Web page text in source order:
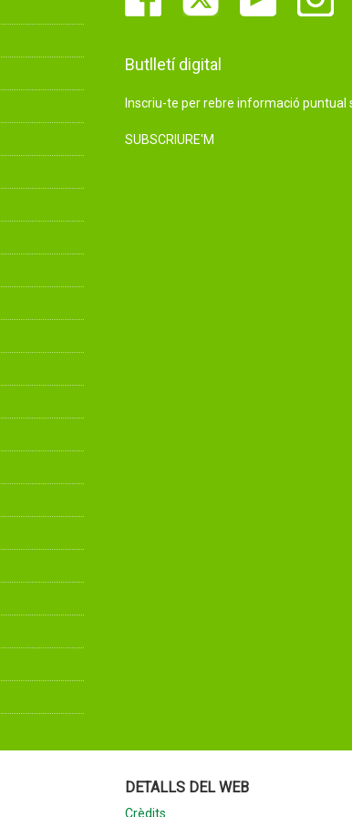
Butlletí digital
Inscriu-te per rebre informació
SUBSCRIURE'M
DETALLS DEL WEB
Crèdits